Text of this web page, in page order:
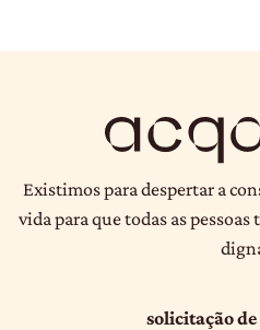
Existimos para despertar a
vida para que todas as
solicitação